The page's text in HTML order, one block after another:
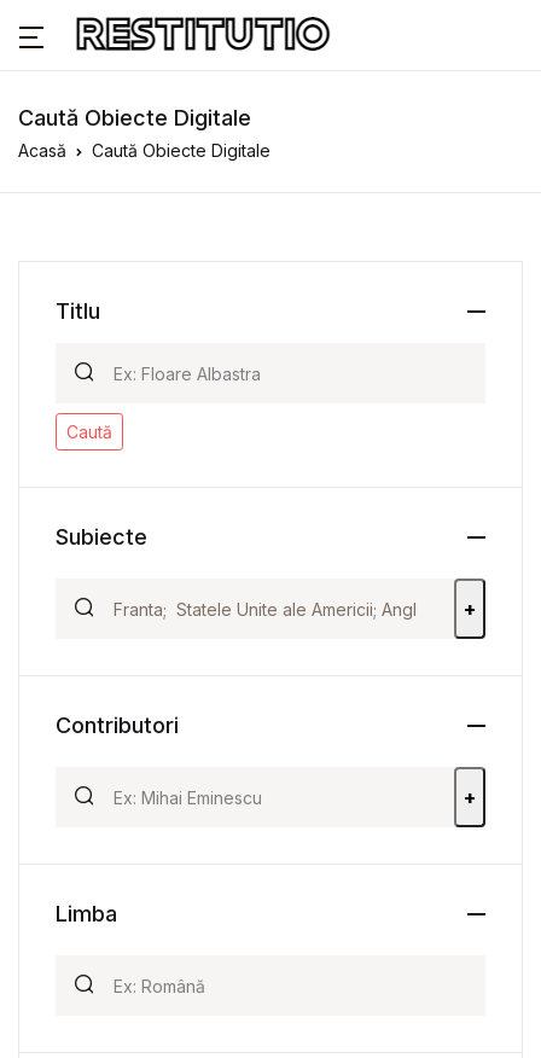
Caută Obiecte Digitale
Acasă Caută Obiecte Digitale
Titlu
Caută
Subiecte
+
Contributori
+
Limba